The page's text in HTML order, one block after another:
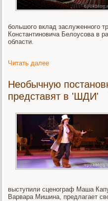
большого вклад заслуженного
Константиновича Белоусова в
области.
Читать далее
Необычную
представят в 'ШДИ'
выступили сценограф Маша
Варвара Мишина, предлагает